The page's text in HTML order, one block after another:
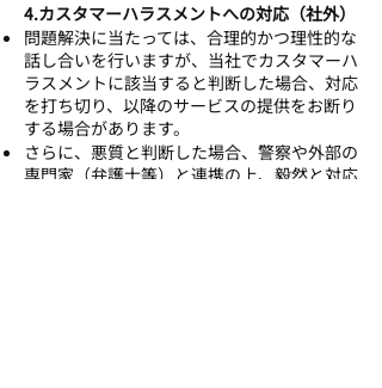
4.カスタマーハラスメントへの対応（社外）
問題解決に当たっては、合理的かつ理性的な
話し合いを行いますが、当社でカスタマーハ
ラスメントに該当すると判断した場合、対応
を打ち切り、以降のサービスの提供をお断り
する場合があります。
さらに、悪質と判断した場合、警察や外部の
専門家（弁護士等）と連携の上、毅然と対応